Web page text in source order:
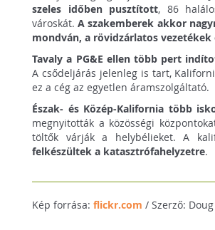
szeles időben pusztított, 86
városkát.A szakemberek akkor
mondván, a rövidzárlatos
Tavaly a PG&E ellen több pert
A csődeljárás jelenleg is tart,
ez a cég az egyetlen áramszolgáltató.
Észak- és Közép-Kalifornia több
megnyitották a közösségi
töltők várják a helybélieket. A
felkészültek a katasztrófahelyzetre.
Kép forrása:flickr.com / Szerző: